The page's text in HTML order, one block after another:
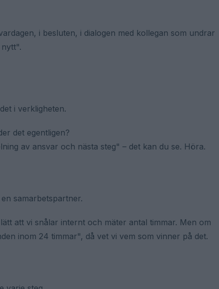
i besluten, i dialogen med kollegan som undrar
i verkligheten.
det egentligen?
av ansvar och nästa steg" – det kan du se. Höra.
samarbetspartner.
att vi snålar internt och mäter antal timmar. Men om
inom 24 timmar", då vet vi vem som vinner på det.